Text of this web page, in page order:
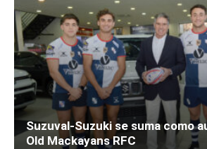
Suzuval-Suzuki se suma como
Old Mackayans RFC